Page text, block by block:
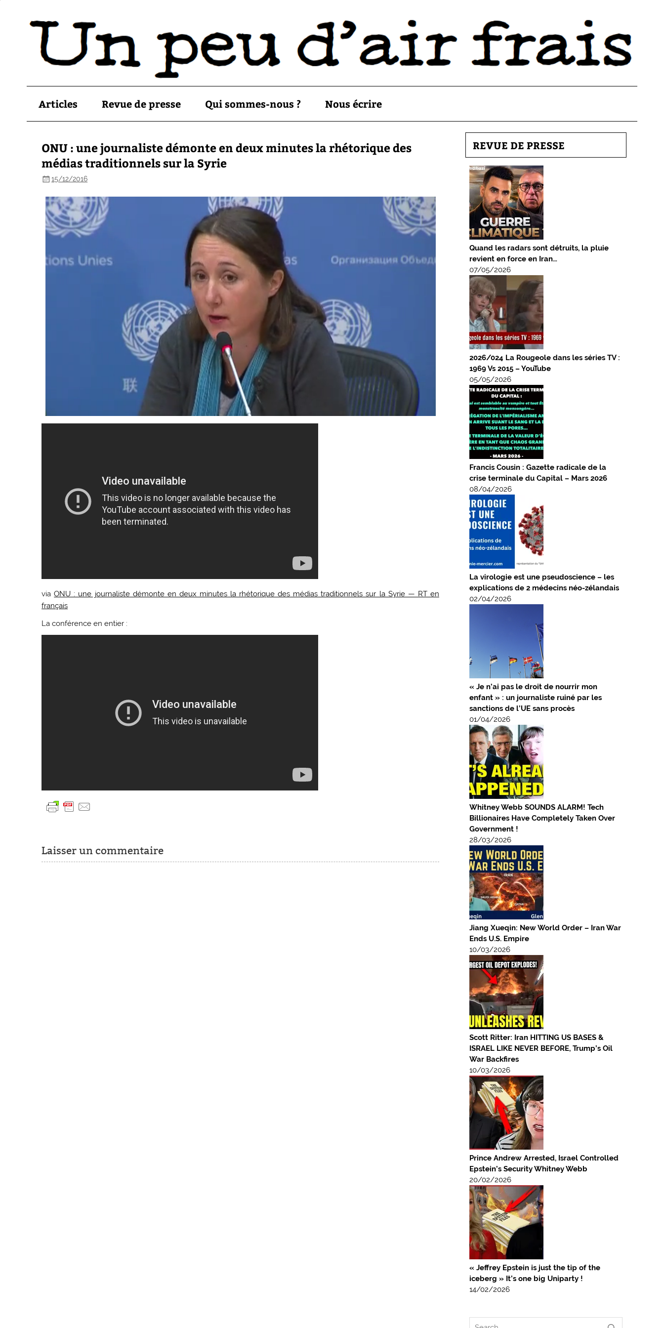
Articles Revue de presse Qui sommes-nous ? Nous écrire
ONU : une journaliste démonte en deux minutes la rhétorique des
médias traditionnels sur la Syrie
15/12/2016
viaONU : une journaliste démonte en deux minutes la rhétorique des médias traditionnels sur la Syrie — RT en
français
La conférence en entier :
Laisser un commentaire
REVUE DE PRESSE
Quand les radars sont détruits, la pluie
revient en force en Iran…
07/05/2026
2026/024 La Rougeole dans les séries TV :
1969 Vs 2015 – YouTube
05/05/2026
Francis Cousin : Gazette radicale de la
crise terminale du Capital – Mars 2026
08/04/2026
La virologie est une pseudoscience – les
explications de 2 médecins néo-zélandais
02/04/2026
« Je n’ai pas le droit de nourrir mon
enfant » : un journaliste ruiné par les
sanctions de l’UE sans procès
01/04/2026
Whitney Webb SOUNDS ALARM! Tech
Billionaires Have Completely Taken Over
Government !
28/03/2026
Jiang Xueqin: New World Order – Iran War
Ends U.S. Empire
10/03/2026
Scott Ritter: Iran HITTING US BASES &
ISRAEL LIKE NEVER BEFORE, Trump’s Oil
War Backfires
10/03/2026
Prince Andrew Arrested, Israel Controlled
Epstein’s Security Whitney Webb
20/02/2026
« Jeffrey Epstein is just the tip of the
iceberg » It’s one big Uniparty !
14/02/2026